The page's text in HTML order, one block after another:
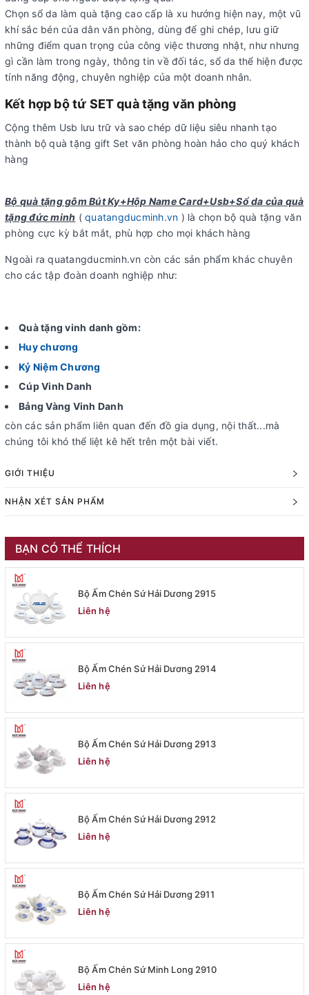
Chọn sổ da làm quà tặng cao cấp là xu hướng hiện nay, một vũ
khí sắc bén của dân văn phòng, dùng để ghi chép, lưu giữ
những điểm quan trọng của công việc thương nhật, như nhưng
gì cần làm trong ngày, thông tin về đối tác, sổ da thể hiện được
tính năng động, chuyên nghiệp của một doanh nhân.
Kết hợp bộ tứ SET quà tặng văn phòng
Cộng thêm Usb lưu trữ và sao chép dữ liệu siêu nhanh tạo
thành bộ quà tặng gift Set văn phòng hoàn hảo cho quý khách
hàng
Bộ quà tặng gôm Bút Ky+Hộp Name Card+Usb+Sổ da của quà
tặng đức minh ( quatangducminh.vn ) là chọn bộ quà tặng văn
phòng cực kỳ bắt mắt, phù hợp cho mọi khách hàng
Ngoài ra quatangducminh.vn còn các sản phẩm khác chuyên
cho các tập đoàn doanh nghiệp như:
Quà tặng vinh danh gồm:
Huy chương
Kỷ Niệm Chương
Cúp Vinh Danh
Bảng Vàng Vinh Danh
còn các sản phẩm liên quan đến đồ gia dụng, nội thất...mà
chúng tôi khó thể liệt kê hết trên một bài viết.
GIỚI THIỆU
NHẬN XÉT SẢN PHẨM
BẠN CÓ THỂ THÍCH
Bộ Ấm Chén Sứ Hải Dương 2915
Liên hệ
Bộ Ấm Chén Sứ Hải Dương 2914
Liên hệ
Bộ Ấm Chén Sứ Hải Dương 2913
Liên hệ
Bộ Ấm Chén Sứ Hải Dương 2912
Liên hệ
Bộ Ấm Chén Sứ Hải Dương 2911
Liên hệ
Bộ Ấm Chén Sứ Minh Long 2910
Liên hệ